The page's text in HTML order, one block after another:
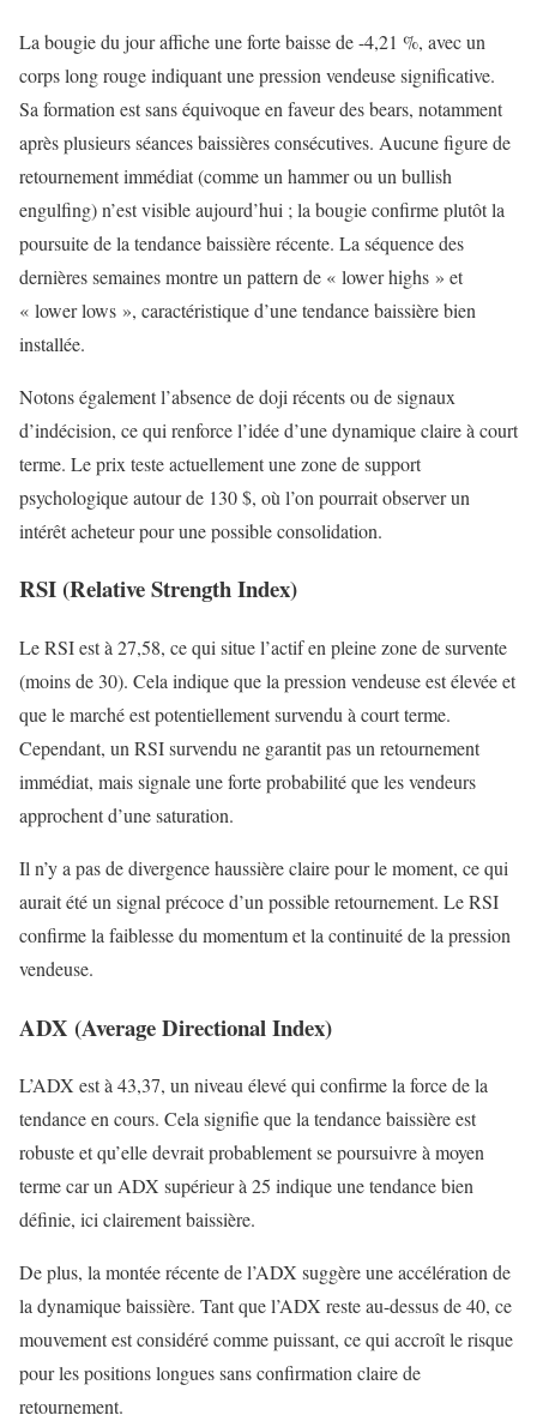
La bougie du jour affiche une forte baisse de -4,21 %, avec un
corps long rouge indiquant une pression vendeuse significative.
Sa formation est sans équivoque en faveur des bears, notamment
après plusieurs séances baissières consécutives. Aucune figure de
retournement immédiat (comme un hammer ou un bullish
engulfing) n’est visible aujourd’hui ; la bougie confirme plutôt la
poursuite de la tendance baissière récente. La séquence des
dernières semaines montre un pattern de « lower highs » et
« lower lows », caractéristique d’une tendance baissière bien
installée.
Notons également l’absence de doji récents ou de signaux
d’indécision, ce qui renforce l’idée d’une dynamique claire à court
terme. Le prix teste actuellement une zone de support
psychologique autour de 130 $, où l’on pourrait observer un
intérêt acheteur pour une possible consolidation.
RSI (Relative Strength Index)
Le RSI est à 27,58, ce qui situe l’actif en pleine zone de survente
(moins de 30). Cela indique que la pression vendeuse est élevée et
que le marché est potentiellement survendu à court terme.
Cependant, un RSI survendu ne garantit pas un retournement
immédiat, mais signale une forte probabilité que les vendeurs
approchent d’une saturation.
Il n’y a pas de divergence haussière claire pour le moment, ce qui
aurait été un signal précoce d’un possible retournement. Le RSI
confirme la faiblesse du momentum et la continuité de la pression
vendeuse.
ADX (Average Directional Index)
L’ADX est à 43,37, un niveau élevé qui confirme la force de la
tendance en cours. Cela signifie que la tendance baissière est
robuste et qu’elle devrait probablement se poursuivre à moyen
terme car un ADX supérieur à 25 indique une tendance bien
définie, ici clairement baissière.
De plus, la montée récente de l’ADX suggère une accélération de
la dynamique baissière. Tant que l’ADX reste au-dessus de 40, ce
mouvement est considéré comme puissant, ce qui accroît le risque
pour les positions longues sans confirmation claire de
retournement.